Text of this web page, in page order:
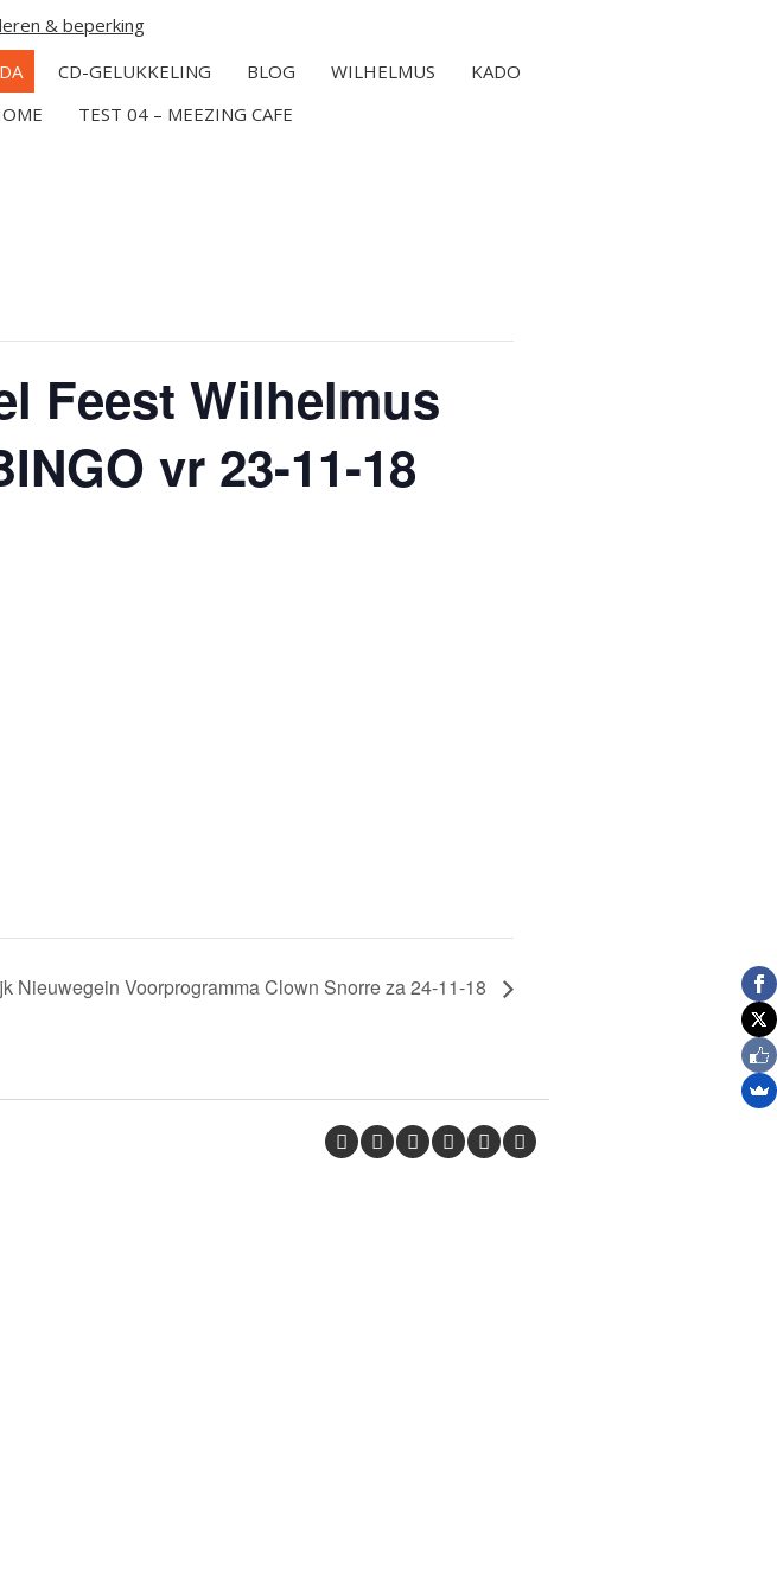
CD-GELUKKELING BLOG WILHELMUS
KADO
TEST 04 – MEEZING CAFE
Feest Wilhelmus
vr 23-11-18
Nieuwegein Voorprogramma Clown Snorre za 24-11-18